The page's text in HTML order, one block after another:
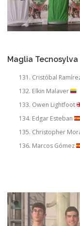
Maglia
Cristóbal
Elkin Malaver
Owen Lightfoot
Edgar Esteban
Christopher
Marcos Gómez